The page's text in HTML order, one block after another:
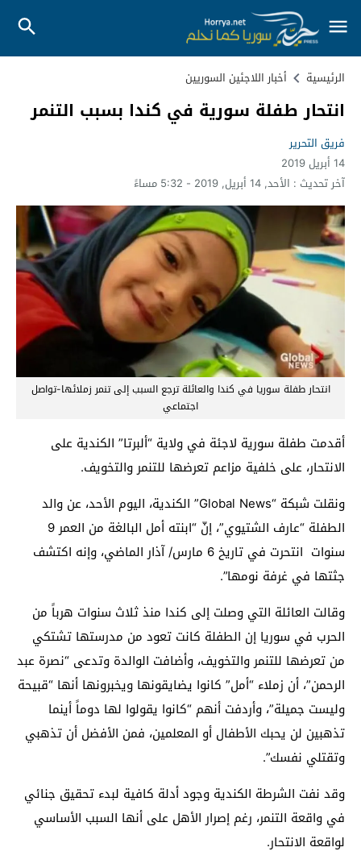
الرئيسية أخبار اللاجئين السوريين
انتحار طفلة سورية في كندا بسبب التنمر
فريق التحرير
14 أبريل 2019
آخر تحديث : الأحد, 14 أبريل, 2019 - 5:32 مساءً
انتحار طفلة سوريا في كندا والعائلة ترجع السبب إلى تنمر زملائها-تواصل
اجتماعي
أقدمت طفلة سورية لاجئة في ولاية “ألبرتا” الكندية على
الانتحار، على خلفية مزاعم تعرضها للتنمر والتخويف.
ونقلت شبكة “Global News” الكندية، اليوم الأحد، عن والد
الطفلة “عارف الشتيوي”، إنّ “ابنته أمل البالغة من العمر 9
سنوات انتحرت في تاريخ 6 مارس/ آذار الماضي، وإنه اكتشف
جثتها في غرفة نومها”.
وقالت العائلة التي وصلت إلى كندا منذ ثلاث سنوات هرباً من
الحرب في سوريا إن الطفلة كانت تعود من مدرستها تشتكي
من تعرضها للتنمر والتخويف، وأضافت الوالدة وتدعى “نصرة عبد
الرحمن”، أن زملاء “أمل” كانوا يضايقونها ويخبرونها أنها “قبيحة
وليست جميلة”، وأردفت أنهم “كانوا يقولوا لها دوماً أينما
تذهبين لن يحبك الأطفال أو المعلمين، فمن الأفضل أن تذهبي
وتقتلي نفسك”.
وقد نفت الشرطة الكندية وجود أدلة كافية لبدء تحقيق جنائي
في واقعة التنمر، رغم إصرار الأهل على أنها السبب الأساسي
لواقعة الانتحار.